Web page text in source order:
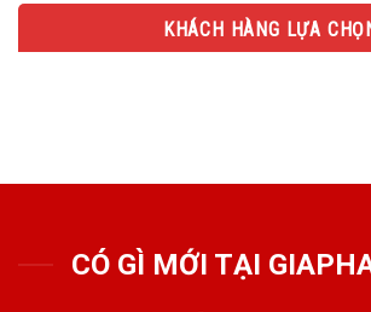
KHÁCH HÀNG LỰA
CÓ GÌ MỚI TẠI